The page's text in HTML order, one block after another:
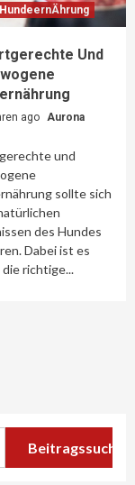
HundeernÄhrung
Und
ago Aurona
und
sollte sich
des Hundes
Dabei ist es
richtige...
Beitragssuche